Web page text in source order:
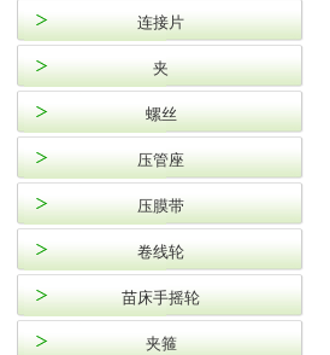
连接片
夹
螺丝
压管座
压膜带
卷线轮
苗床手摇轮
夹箍